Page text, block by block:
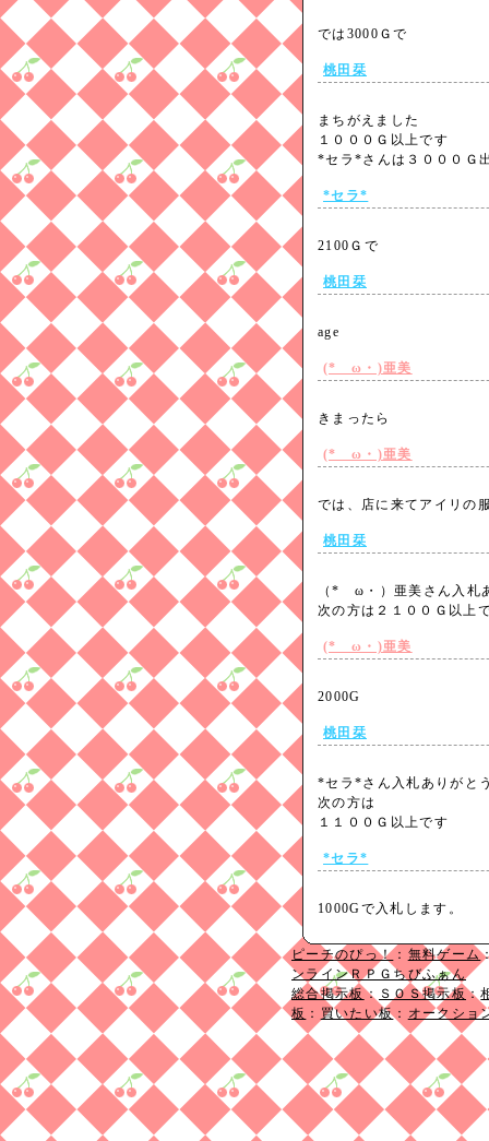
では3000Ｇで
桃田栞
まちがえました
１０００Ｇ以上です
*セラ*さんは３０００
*セラ*
2100Ｇで
桃田栞
age
(*ゝω・)亜美
きまったら
(*ゝω・)亜美
では、店に来てアイリ
桃田栞
（*ゝω・）亜美さん入札
次の方は２１００Ｇ以
(*ゝω・)亜美
2000G
桃田栞
*セラ*さん入札ありがと
次の方は
１１００Ｇ以上です
*セラ*
1000Gで入札します。
ピーチのぴっ！ ： 無料ゲーム
ンラインＲＰＧちびふぁん
総合掲示板 ： ＳＯＳ掲示板 ：
板 ： 買いたい板： オークショ